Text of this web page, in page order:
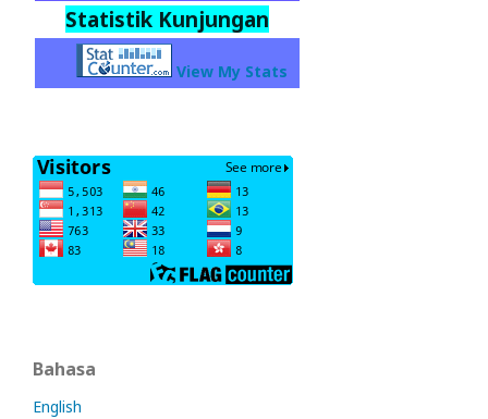
Statistik Kunjungan
View My Stats
Bahasa
English